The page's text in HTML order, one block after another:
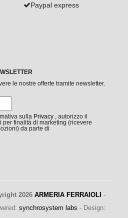
Paypal express
le nostre offerte tramite newsletter.
sulla Privacy , autorizzo il
per finalità di marketing (ricevere
da parte di
2026 ARMERIA FERRAIOLI -
synchrosystem labs - Design: